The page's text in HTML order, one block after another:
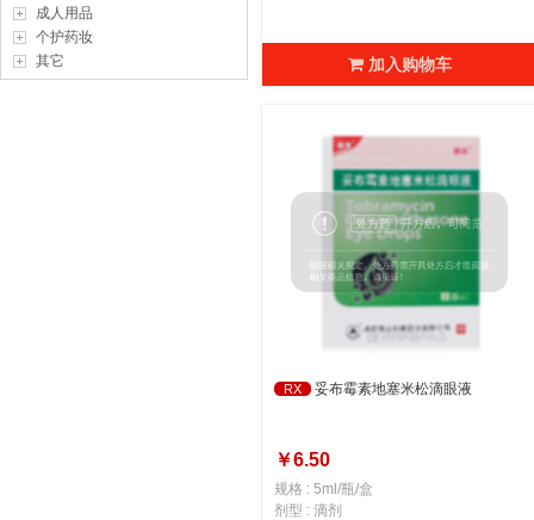
成人用品
个护药妆
其它
加入购物车
RX 妥布霉素地塞米松滴眼液
￥6.50
规格 : 5ml/瓶/盒
剂型 : 滴剂